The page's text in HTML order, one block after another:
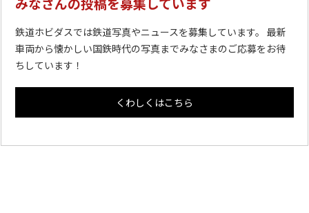
鉄道ホビダスでは鉄道写真やニュースを募集しています。 最新
車両から懐かしい国鉄時代の写真までみなさまのご応募をお待
ちしています！
くわしくはこちら